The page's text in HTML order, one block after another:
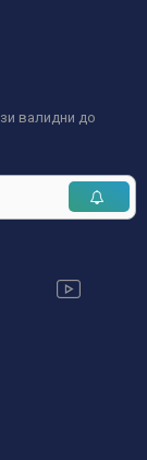
валидни до